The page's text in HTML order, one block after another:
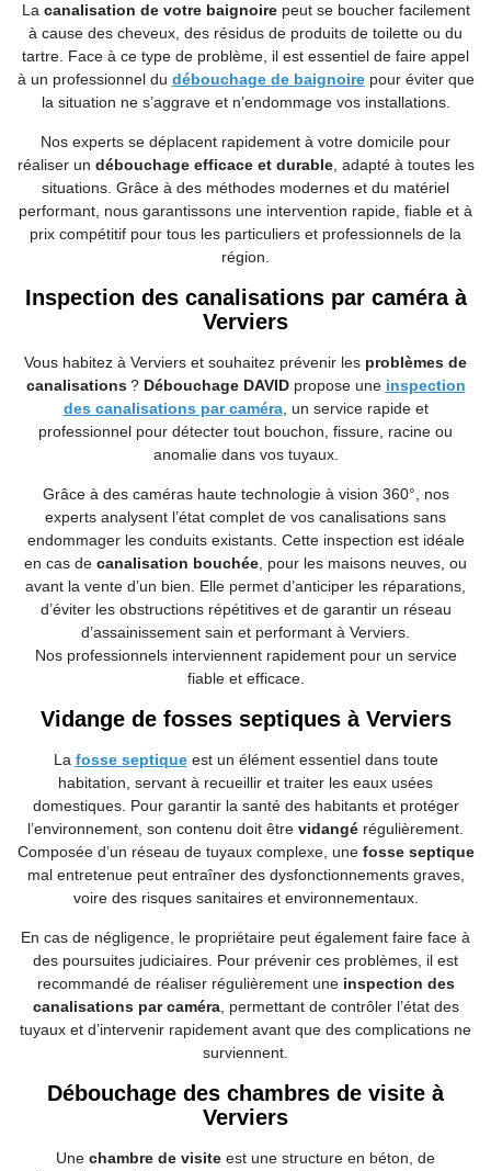
La canalisation de votre baignoire peut se boucher facilement
à cause des cheveux, des résidus de produits de toilette ou du
tartre. Face à ce type de problème, il est essentiel de faire appel
à un professionnel du débouchage de baignoirepour éviter que
la situation ne s’aggrave et n’endommage vos installations.
Nos experts se déplacent rapidement à votre domicile pour
réaliser un débouchage efficace et durable, adapté à toutes les
situations. Grâce à des méthodes modernes et du matériel
performant, nous garantissons une intervention rapide, fiable et à
prix compétitif pour tous les particuliers et professionnels de la
région.
Inspection des canalisations par caméra à
Verviers
Vous habitez à Verviers et souhaitez prévenir les problèmes de
canalisations? Débouchage DAVIDpropose une inspection
des canalisations par caméra, un service rapide et
professionnel pour détecter tout bouchon, fissure, racine ou
anomalie dans vos tuyaux.
Grâce à des caméras haute technologie à vision 360°, nos
experts analysent l’état complet de vos canalisations sans
endommager les conduits existants. Cette inspection est idéale
en cas de canalisation bouchée, pour les maisons neuves, ou
avant la vente d’un bien. Elle permet d’anticiper les réparations,
d’éviter les obstructions répétitives et de garantir un réseau
d’assainissement sain et performant à Verviers.
Nos professionnels interviennent rapidement pour un service
fiable et efficace.
Vidange de fosses septiques à Verviers
La fosse septiqueest un élément essentiel dans toute
habitation, servant à recueillir et traiter les eaux usées
domestiques. Pour garantir la santé des habitants et protéger
l’environnement, son contenu doit être vidangé régulièrement.
Composée d’un réseau de tuyaux complexe, une fosse septique
mal entretenue peut entraîner des dysfonctionnements graves,
voire des risques sanitaires et environnementaux.
En cas de négligence, le propriétaire peut également faire face à
des poursuites judiciaires. Pour prévenir ces problèmes, il est
recommandé de réaliser régulièrement une inspection des
canalisations par caméra, permettant de contrôler l’état des
tuyaux et d’intervenir rapidement avant que des complications ne
surviennent.
Débouchage des chambres de visite à
Verviers
Une chambre de visite est une structure en béton, de